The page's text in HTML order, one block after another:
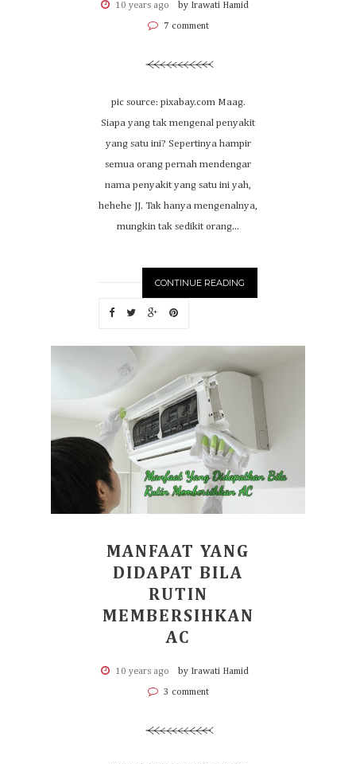
10 years ago by Irawati Hamid
7 comment
pic source: pixabay.com Maag.
Siapa yang tak mengenal penyakit
yang satu ini? Sepertinya hampir
semua orang pernah mendengar
nama penyakit yang satu ini yah,
hehehe JJ. Tak hanya mengenalnya,
mungkin tak sedikit orang...
CONTINUE READING
MANFAAT YANG
DIDAPAT BILA
RUTIN
MEMBERSIHKAN
AC
10 years ago by Irawati Hamid
3 comment